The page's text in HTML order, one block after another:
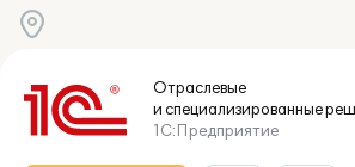
Отраслевые
и специализированные
1С:Предприятие